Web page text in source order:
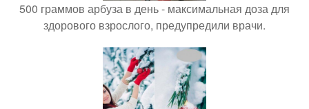
500 граммов арбуза в день - максимальная доза для
здорового взрослого, предупредили врачи.